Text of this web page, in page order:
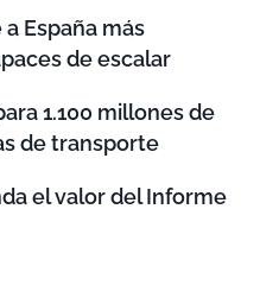
España más
de escalar
1.100 millones de
de transporte
el valor del Informe